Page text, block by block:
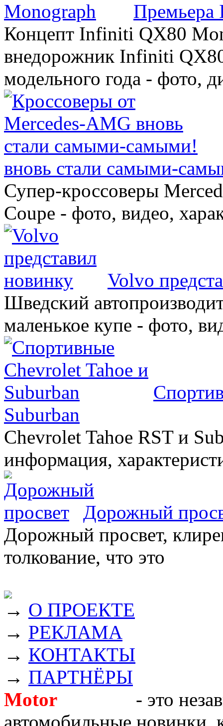
Премьера
Концепт Infiniti QX80
внедорожник Infiniti
модельного года - фото,
вновь стали самыми-
Супер-кроссоверы
Coupe - фото, видео,
Volvo
Шведский
маленькое купе - фото,
Suburban
Chevrolet Tahoe RST и
информация,
Дорожный
Дорожный просвет,
толкование, что это
→ О ПРОЕКТЕ
→ РЕКЛАМА
→ КОНТАКТЫ
→ ПАРТНЁРЫ
Motor
- это